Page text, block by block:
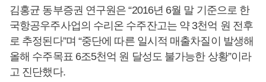
김홍균 동부증권 연구원은 “2016년 6월 말 기준으로 한
국항공우주사업의 수리온 수주잔고는 약 3천억 원 전후
로 추정된다”며 “중단에 따른 일시적 매출차질이 발생해
올해 수주목표 6조5천억 원 달성도 불가능한 상황”이라
고 진단했다.